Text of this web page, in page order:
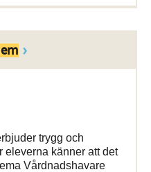
trygg och
eleverna känner att det
Vårdnadshavare